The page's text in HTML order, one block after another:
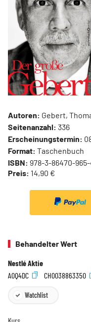
Autoren: Gebert,
Seitenanzahl: 336
Erscheinungstermin:
Format: Taschenbuch
ISBN: 978-3-86470-
Preis: 14,90 €
Behandelter Wert
Nestlé Aktie
A0Q4DC
CH0038863350
Watchlist